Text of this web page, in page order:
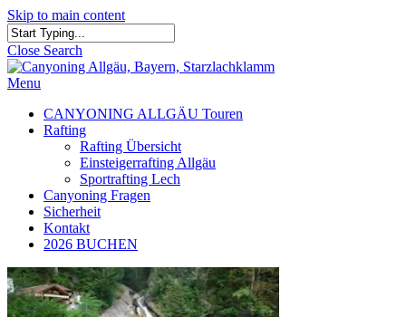
Skip to main content
Close Search
Menu
CANYONING ALLGÄU Touren
Rafting
Rafting Übersicht
Einsteigerrafting Allgäu
Sportrafting Lech
Canyoning Fragen
Sicherheit
Kontakt
2026 BUCHEN